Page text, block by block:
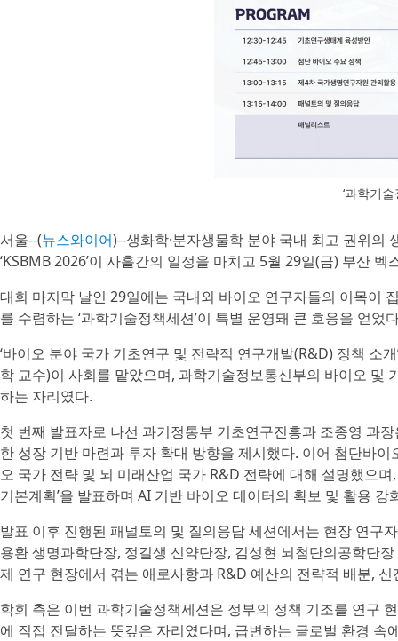
‘과학기
서울--(뉴스와이어)--생화학·분자생물학 분야 국내 최고 권위
‘KSBMB 2026’이 사흘간의 일정을 마치고 5월 29일(금) 부산
대회 마지막 날인 29일에는 국내외 바이오 연구자들의 이목이
를 수렴하는 ‘과학기술정책세션’이 특별 운영돼 큰 호응을 얻었
‘바이오 분야 국가 기초연구 및 전략적 연구개발(R&D) 정책 소
학 교수)이 사회를 맡았으며, 과학기술정보통신부의 바이오 및
하는 자리였다.
첫 번째 발표자로 나선 과기정통부 기초연구진흥과 조종영 과
한 성장 기반 마련과 투자 확대 방향을 제시했다. 이어 첨단바
오 국가 전략 및 뇌 미래산업 국가 R&D 전략에 대해 설명했으
기본계획’을 발표하며 AI 기반 바이오 데이터의 확보 및 활용 강
발표 이후 진행된 패널토의 및 질의응답 세션에서는 현장 연구
용환 생명과학단장, 정길생 신약단장, 김성현 뇌첨단의공학단
제 연구 현장에서 겪는 애로사항과 R&D 예산의 전략적 배분,
학회 측은 이번 과학기술정책세션은 정부의 정책 기조를 연구
에 직접 전달하는 뜻깊은 자리였다며, 급변하는 글로벌 환경 속